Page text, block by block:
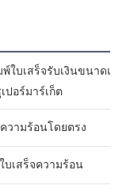
พ์ใบเสร็จรับเงินขนาดเ
ปอร์มาร์เก็ต
วามร้อนโดยตรง
บเสร็จความร้อน